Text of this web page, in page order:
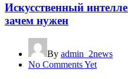
Искусственный
зачем нужен
By admin_2news
No Comments Yet